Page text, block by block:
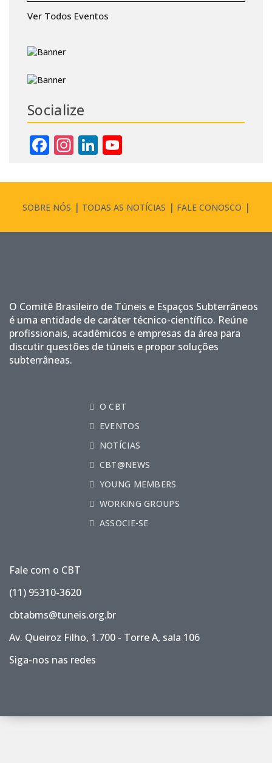
Ver Todos Eventos
Socialize
Facebook
Instagram
LinkedIn
SOBRE NÓS TODAS AS NOTÍCIAS FALE CONOSCO
O Comitê Brasileiro de Túneis e Espaços Subterrâneos
é uma entidade de caráter técnico-científico. Reúne
profissionais, acadêmicos e empresas da área para
discutir questões de túneis e propor soluções
subterrâneas.
O CBT
EVENTOS
NOTÍCIAS
CBT@NEWS
YOUNG MEMBERS
WORKING GROUPS
ASSOCIE-SE
Fale com o CBT
(11) 95310-3620
cbtabms@tuneis.org.br
Av. Queiroz Filho, 1.700 - Torre A, sala 106
Siga-nos nas redes